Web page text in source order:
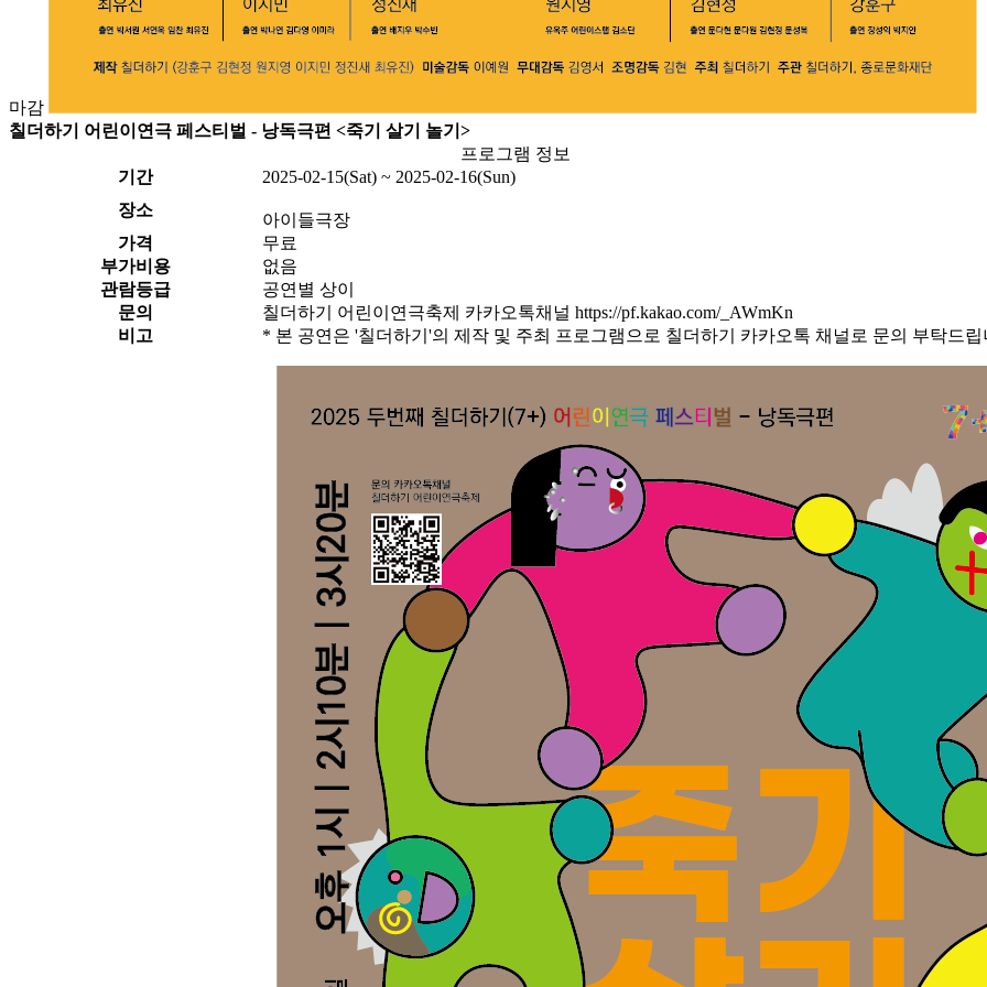
마감
칠더하기 어린이연극 페스티벌 - 낭독극편 <죽기 살기 놀기>
프로그램 정보
기간
2025-02-15(Sat) ~ 2025-02-16(Sun)
장소
아이들극장
가격
무료
부가비용
없음
관람등급
공연별 상이
문의
칠더하기 어린이연극축제 카카오톡채널 https://pf.kakao.com/_AWmKn
비고
* 본 공연은 '칠더하기'의 제작 및 주최 프로그램으로 칠더하기 카카오톡 채널로 문의 부탁드립